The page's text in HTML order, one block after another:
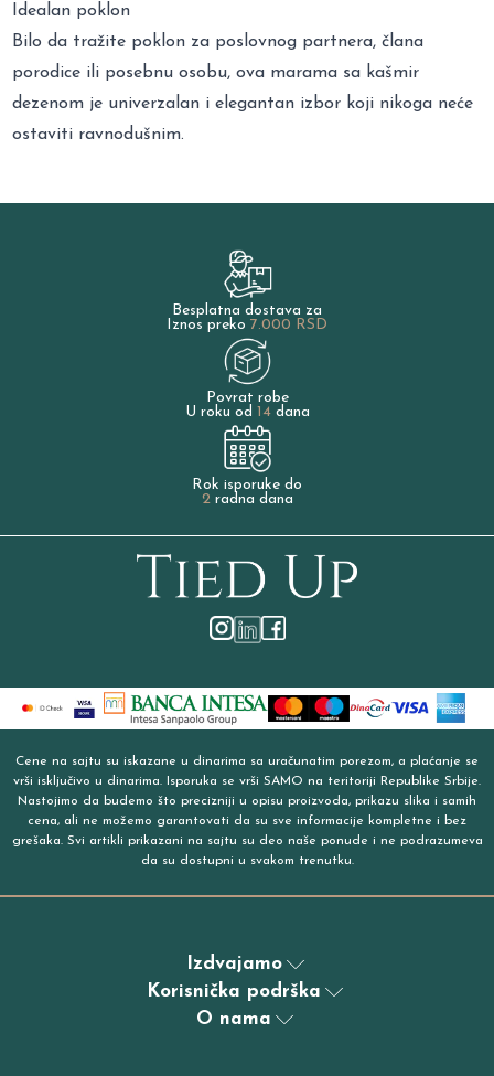
Idealan poklon
Bilo da tražite poklon za poslovnog partnera, člana
porodice ili posebnu osobu, ova marama sa kašmir
dezenom je univerzalan i elegantan izbor koji nikoga neće
ostaviti ravnodušnim.
Besplatna dostava za
Iznos preko 7.000 RSD
Povrat robe
U roku od 14dana
Rok isporuke do
2radna dana
Cene na sajtu su iskazane u dinarima sa uračunatim porezom, a plaćanje se
vrši isključivo u dinarima. Isporuka se vrši SAMO na teritoriji Republike Srbije.
Nastojimo da budemo što precizniji u opisu proizvoda, prikazu slika i samih
cena, ali ne možemo garantovati da su sve informacije kompletne i bez
grešaka. Svi artikli prikazani na sajtu su deo naše ponude i ne podrazumeva
da su dostupni u svakom trenutku.
Izdvajamo
Korisnička podrška
O nama